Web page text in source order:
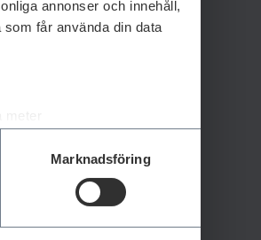
annonser och innehåll,
får använda din data
. Du kan ändra
funktioner för
Marknadsföring